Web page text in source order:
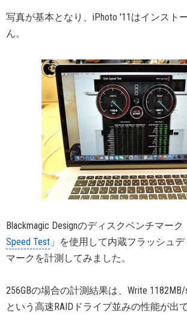
写真が基本となり、iPhoto '11はインスト
ん。
Blackmagic Designのディスクベンチマーク
Speed Test 」を使用して内蔵フラッシュ
マークを計測してみました。
256GBの場合の計測結果は、Write 1182MB/
という高速RAIDドライブ並みの性能が出